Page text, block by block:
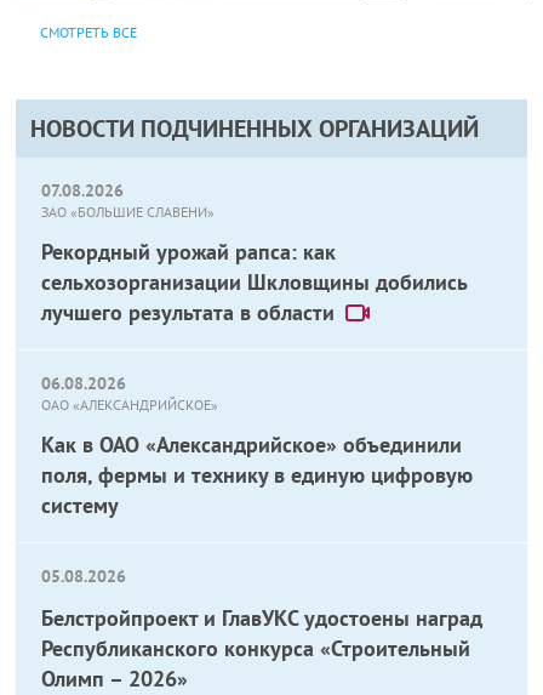
НОВОСТИ ПОДЧИНЕННЫХ ОРГАНИЗАЦИЙ
07.08.2026
ЗАО «БОЛЬШИЕ СЛАВЕНИ»
Рекордный урожай рапса: как
сельхозорганизации Шкловщины добились
лучшего результата в области
06.08.2026
ОАО «АЛЕКСАНДРИЙСКОЕ»
Как в ОАО «Александрийское» объединили
поля, фермы и технику в единую цифровую
систему
05.08.2026
Белстройпроект и ГлавУКС удостоены наград
Республиканского конкурса «Строительный
Олимп – 2026»
СМОТРЕТЬ ВСЕ